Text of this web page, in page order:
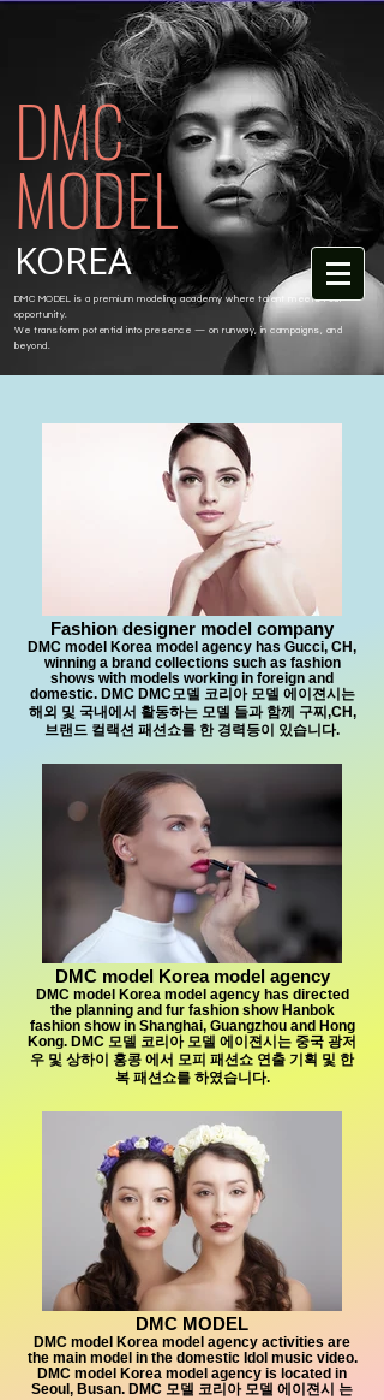
DMC
MODEL
KOREA
DMC MODEL is a premium modeling academy where talent meets real
opportunity.
We transform potential into presence — on runway, in campaigns, and
beyond.
Fashion designer model company
DMC model Korea model agency has Gucci, CH,
winning a brand collections such as fashion
shows with models working in foreign and
domestic. DMC DMC모델 코리아 모델 에이젼시는
해외 및 국내에서 활동하는 모델 들과 함께 구찌,CH,
브랜드 컬랙션 패션쇼를 한 경력등이 있습니다.
DMC model Korea model agency
DMC model Korea model agency has directed
the planning and fur fashion show Hanbok
fashion show in Shanghai, Guangzhou and Hong
Kong. DMC 모델 코리아 모델 에이젼시는 중국 광저
우 및 상하이 홍콩 에서 모피 패션쇼 연출 기획 및 한
복 패션쇼를 하였습니다.
DMC MODEL
DMC model Korea model agency activities are
the main model in the domestic Idol music video.
DMC model Korea model agency is located in
Seoul, Busan. DMC 모델 코리아 모델 에이젼시 는